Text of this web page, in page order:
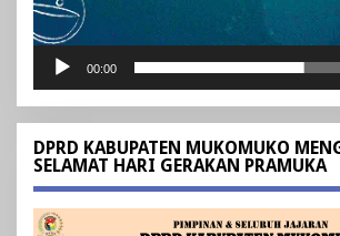
00:00
DPRD KABUPATEN MUKOMUKO
SELAMAT HARI GERAKAN PRAMUKA